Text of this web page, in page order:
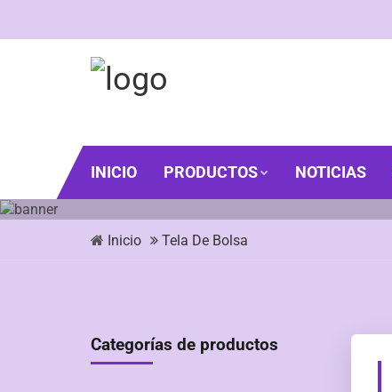
INICIO PRODUCTOS NOTICIAS
Inicio Tela De Bolsa
Categorías de productos